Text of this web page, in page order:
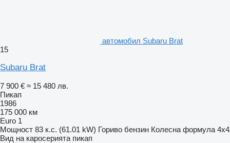
автомобил Subaru Brat
15
Subaru Brat
7 900 € ≈ 15 480 лв.
Пикап
1986
175 000 км
Euro 1
Мощност 83 к.с. (61.01 kW) Гориво бензин Колесна формула 4x4
Вид на каросерията пикап